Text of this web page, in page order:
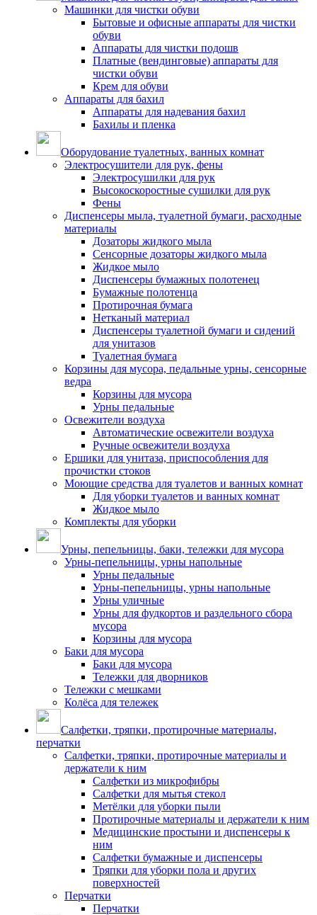
Машинки для чистки обуви
Бытовые и офисные аппараты для чистки
обуви
Аппараты для чистки подошв
Платные (вендинговые) аппараты для
чистки обуви
Крем для обуви
Аппараты для бахил
Аппараты для надевания бахил
Бахилы и пленка
Оборудование туалетных, ванных комнат
Электросушители для рук, фены
Электросушилки для рук
Высокоскоростные сушилки для рук
Фены
Диспенсеры мыла, туалетной бумаги, расходные
материалы
Дозаторы жидкого мыла
Сенсорные дозаторы жидкого мыла
Жидкое мыло
Диспенсеры бумажных полотенец
Бумажные полотенца
Протирочная бумага
Нетканый материал
Диспенсеры туалетной бумаги и сидений
для унитазов
Туалетная бумага
Корзины для мусора, педальные урны, сенсорные
ведра
Корзины для мусора
Урны педальные
Освежители воздуха
Автоматические освежители воздуха
Ручные освежители воздуха
Ершики для унитаза, приспособления для
прочистки стоков
Моющие средства для туалетов и ванных комнат
Для уборки туалетов и ванных комнат
Жидкое мыло
Комплекты для уборки
Урны, пепельницы, баки, тележки для мусора
Урны-пепельницы, урны напольные
Урны педальные
Урны-пепельницы, урны напольные
Урны уличные
Урны для фудкортов и раздельного сбора
мусора
Корзины для мусора
Баки для мусора
Баки для мусора
Тележки для дворников
Тележки с мешками
Колёса для тележек
Салфетки, тряпки, протирочные материалы,
перчатки
Салфетки, тряпки, протирочные материалы и
держатели к ним
Салфетки из микрофибры
Салфетки для мытья стекол
Метёлки для уборки пыли
Протирочные материалы и держатели к ним
Медицинские простыни и диспенсеры к
ним
Салфетки бумажные и диспенсеры
Тряпки для уборки пола и других
поверхностей
Перчатки
Перчатки